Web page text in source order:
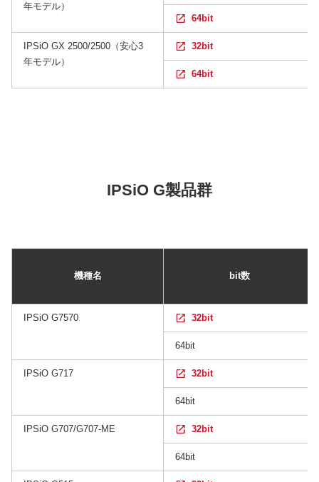
年モデル）
64bit
IPSiO GX 2500/2500（安心3
年モデル）
32bit
64bit
IPSiO G製品群
機種名 bit数
IPSiO G7570 32bit
64bit
IPSiO G717 32bit
64bit
IPSiO G707/G707-ME 32bit
64bit